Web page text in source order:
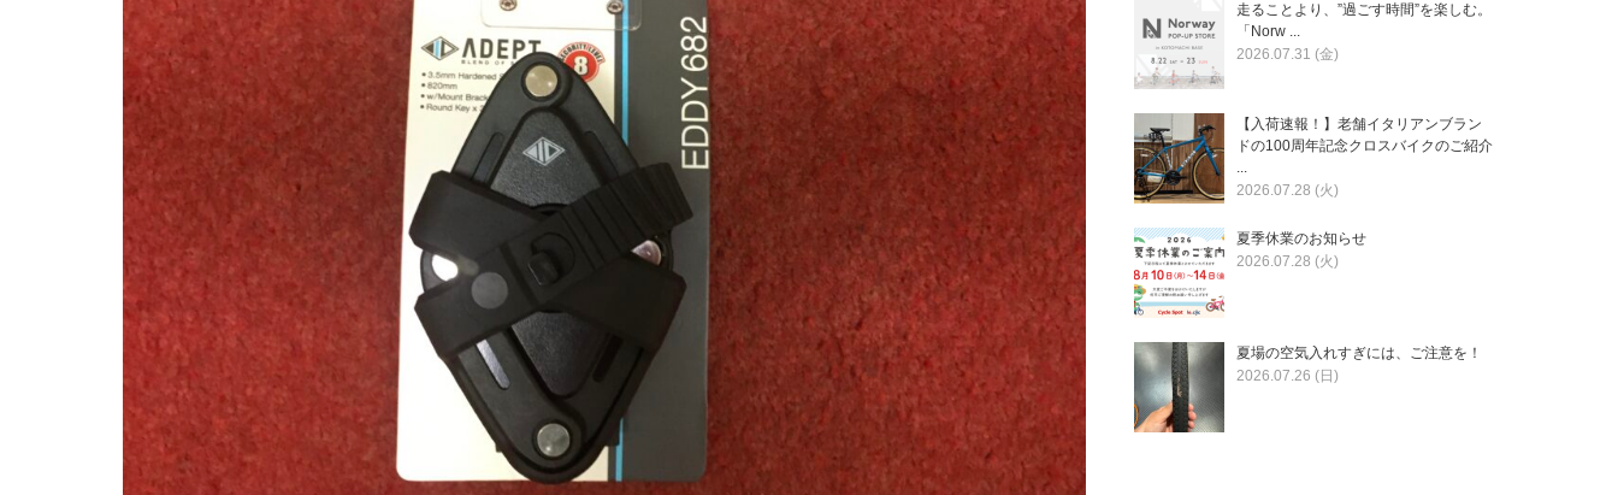
走ることより、”過ごす時間”を楽しむ。
「Norw ...
2026.07.31 (金)
【入荷速報！】老舗イタリアンブラン
ドの100周年記念クロスバイクのご紹介
...
2026.07.28 (火)
夏季休業のお知らせ
2026.07.28 (火)
夏場の空気入れすぎには、ご注意を！
2026.07.26 (日)